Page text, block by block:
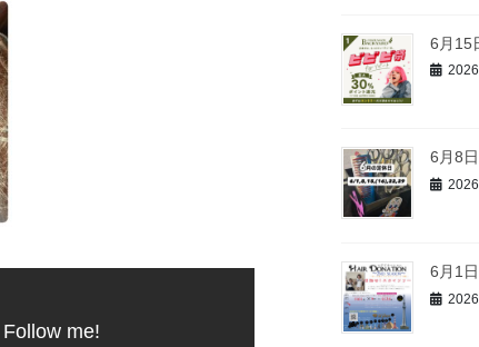
Follow me!
6月15
6月8
6月1